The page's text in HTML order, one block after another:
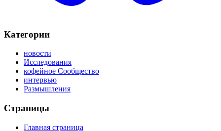
Категории
новости
Исследования
кофейное Сообщество
интервью
Размышления
Страницы
Главная страница